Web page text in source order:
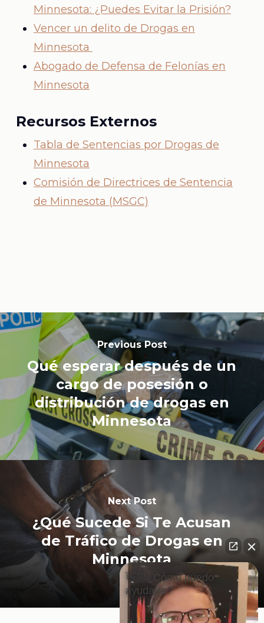
Minnesota: ¿Puedes Evitar la Prisión?
Vencer un delito de Drogas en
Minnesota
Abogado de Defensa de Felonías en
Minnesota
Recursos Externos
Tabla de Sentencias por Drogas de
Minnesota
Comisión de Directrices de Sentencia
de Minnesota (MSGC)
Previous Post
Qué esperar después de un
cargo de posesión o
distribución de drogas en
Minnesota
Next Post
¿Qué Sucede Si Te Acusan
de Tráfico de Drogas en
Minnesota
👋🏼¿Cómo puedo
ayudarte?